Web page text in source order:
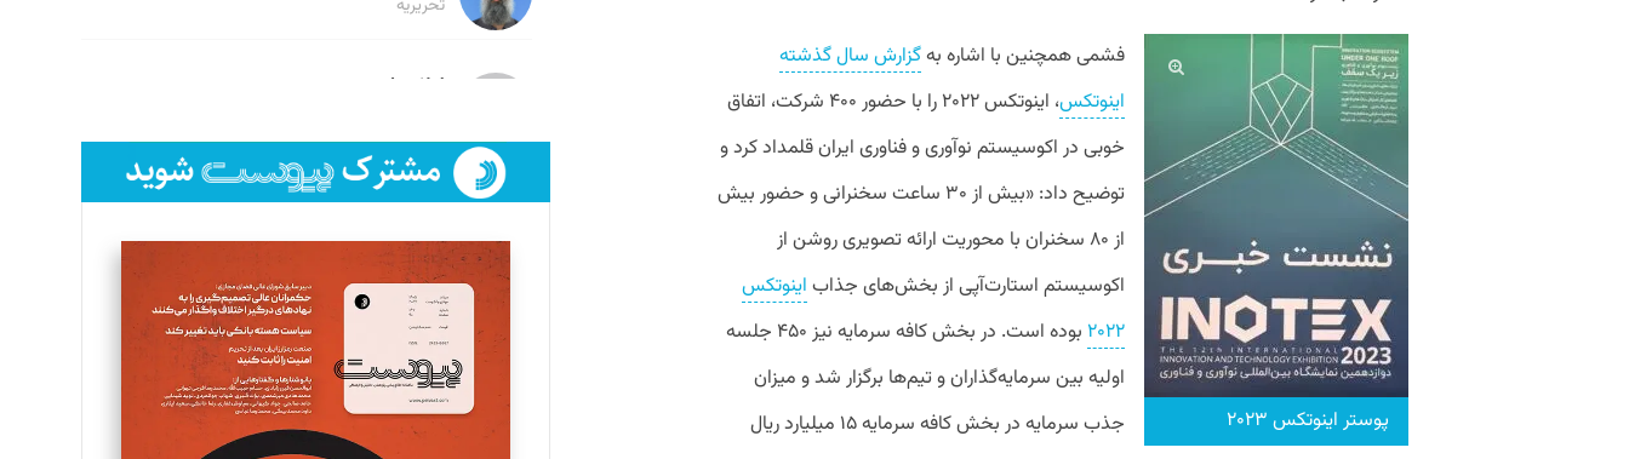
پوستر اینوتکس ۲۰۲۳
فشمی همچنین با اشاره بهگزارش سال گذشته
اینوتکس
، اینوتکس ۲۰۲۲ را با حضور ۴۰۰ شرکت، اتفاق
خوبی در اکوسیستم نوآوری و فناوری ایران قلمداد کرد و
توضیح داد: «بیش از ۳۰ ساعت سخنرانی و حضور بیش
از ۸۰ سخنران با محوریت ارائه تصویری روشن از
اکوسیستم استارت‌آپی از بخش‌های جذاب اینوتکس
۲۰۲۲
بوده است. در بخش کافه سرمایه نیز ۴۵۰ جلسه
اولیه بین سرمایه‌گذاران و تیم‌ها برگزار شد و میزان
جذب سرمایه در بخش کافه سرمایه ۱۵ میلیارد ریال
تحریریه
لیلا حنارود
فائزه فتحی رستمی
تحریریه
سروش کرمیان
تحریریه
مینا پاکدل